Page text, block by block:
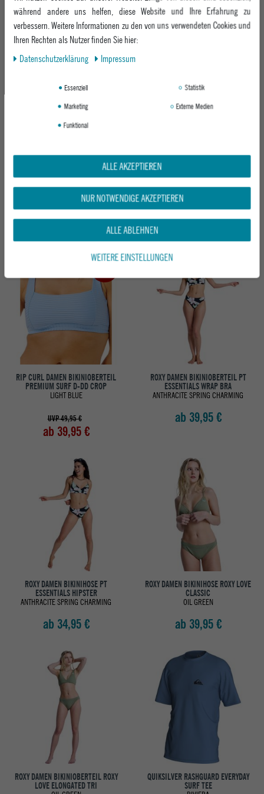
ab 29,95 €
UVP 49,95 €
ab 39,95 €
-18%
RIP CURL DAMEN BIKINIHOSE
PREMIUM SURF FULL PANT
SUPER PINK
UVP 39,95 €
ab 32,95 €
RIP CURL DAMEN BIKINIHOSE
PREMIUM SURF FULL PANT
LIGHT BLUE
UVP 39,95 €
ab 32,95 €
RIP CURL DAMEN BIKINIOBERTEIL
PREMIUM SURF D-DD CROP
LIGHT BLUE
UVP 49,95 €
ab 39,95 €
ROXY DAMEN BIKINIOBERTEIL PT
ESSENTIALS WRAP BRA
ANTHRACITE SPRING CHARMING
ab 39,95 €
ROXY DAMEN BIKINIHOSE PT
ESSENTIALS HIPSTER
ANTHRACITE SPRING CHARMING
ab 34,95 €
ROXY DAMEN BIKINIHOSE ROXY LOVE
CLASSIC
OIL GREEN
ab 39,95 €
ROXY DAMEN BIKINIOBERTEIL ROXY
LOVE ELONGATED TRI
QUIKSILVER RASHGUARD EVERYDAY
SURF TEE
während andere uns helfen, diese Website und Ihre Erfahrung zu
verbessern. Weitere Informationen zu den von uns verwendeten Cookies und
Ihren Rechten als Nutzer finden Sie hier:
Daten­schutz­erklärung
Impressum
Essenziell
Statistik
Marketing
Externe Medien
Funktional
ALLE AKZEPTIEREN
NUR NOTWENDIGE AKZEPTIEREN
ALLE ABLEHNEN
WEITERE EINSTELLUNGEN